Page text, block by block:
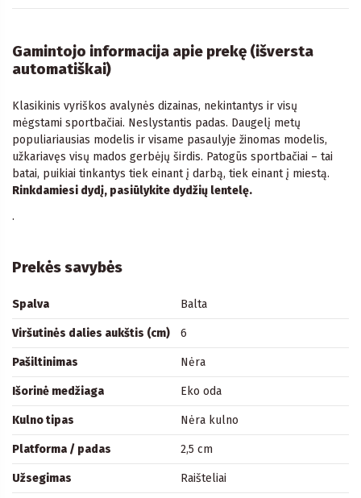
Gamintojo informacija apie prekę (išversta
automatiškai)
Klasikinis vyriškos avalynės dizainas, nekintantys ir visų
mėgstami sportbačiai. Neslystantis padas. Daugelį metų
populiariausias modelis ir visame pasaulyje žinomas modelis,
užkariavęs visų mados gerbėjų širdis. Patogūs sportbačiai – tai
batai, puikiai tinkantys tiek einant į darbą, tiek einant į miestą.
Rinkdamiesi dydį, pasiūlykite dydžių lentelę.
.
Prekės savybės
Spalva Balta
Viršutinės dalies aukštis (cm) 6
Pašiltinimas Nėra
Išorinė medžiaga Eko oda
Kulno tipas Nėra kulno
Platforma / padas 2,5 cm
Užsegimas Raišteliai